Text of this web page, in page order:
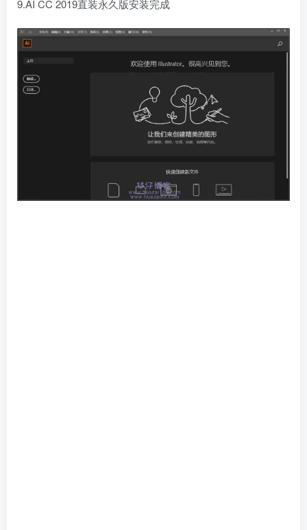
9.AI CC 2019直装永久版安装完成